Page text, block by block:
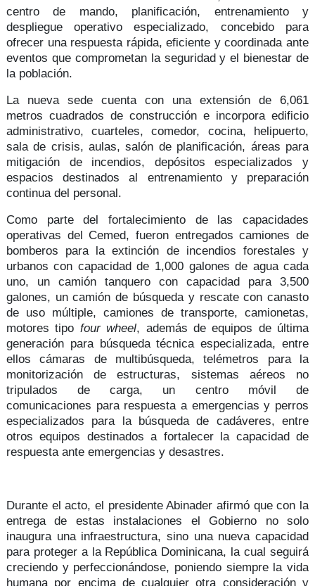
centro de mando, planificación, entrenamiento y
despliegue operativo especializado, concebido para
ofrecer una respuesta rápida, eficiente y coordinadaante
eventos que comprometan la seguridad y el bienestar de
la población.
La nueva sede cuenta con una extensión de6,061
metros cuadrados de construcción e incorpora edificio
administrativo, cuarteles, comedor, cocina, helipuerto,
sala de crisis, aulas, salón de planificación, áreas para
mitigación de incendios, depósitos especializados y
espacios destinados al entrenamiento y preparación
continua del personal.
Como parte del fortalecimiento de las capacidades
operativas del Cemed, fueron entregadoscamiones de
bomberos para la extinción de incendios forestales y
urbanos con capacidad de 1,000 galones de agua cada
uno, un camión tanquero con capacidad para 3,500
galones, un camión de búsqueda y rescate con canasto
de uso múltiple, camiones de transporte, camionetas,
motores tipo four wheel, además de equipos de última
generación para búsqueda técnica especializada, entre
ellos cámaras de multibúsqueda, telémetros para la
monitorización de estructuras, sistemas aéreos no
tripulados de carga, un centro móvil de
comunicaciones para respuesta a emergencias y perros
especializados para la búsqueda de cadáveres, entre
otros equipos destinados a fortalecer la capacidad de
respuestaante emergencias y desastres.
Durante el acto, el presidente Abinader afirmó que con la
entrega de estas instalaciones el Gobierno no solo
inaugura una infraestructura, sino una nueva capacidad
para proteger a la República Dominicana, la cual seguirá
creciendo y perfeccionándose, poniendo siempre la vida
humana por encima de cualquier otra consideración y